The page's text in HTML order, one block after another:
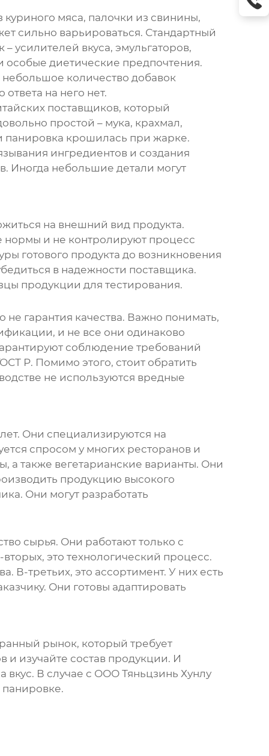
мяса, палочки из свинины,
сильно варьироваться. Стандартный
усилителей вкуса, эмульгаторов,
особые диетические предпочтения.
небольшое количество добавок
на него нет.
поставщиков, который
простой – мука, крахмал,
панировка крошилась при жарке.
ингредиентов и создания
Иногда небольшие детали могут
на внешний вид продукта.
нормы и не контролируют процесс
готового продукта до возникновения
в надежности поставщика.
продукции для тестирования.
не гарантия качества. Важно понимать,
и не все они одинаково
соблюдение требований
Р. Помимо этого, стоит обратить
не используются вредные
Они специализируются на
спросом у многих ресторанов и
а также вегетарианские варианты. Они
продукцию высокого
Они могут разработать
сырья. Они работают только с
это технологический процесс.
В-третьих, это ассортимент. У них есть
Они готовы адаптировать
рынок, который требует
и изучайте состав продукции. И
вкус. В случае с ООО Тяньцзинь Хунлу
панировке.